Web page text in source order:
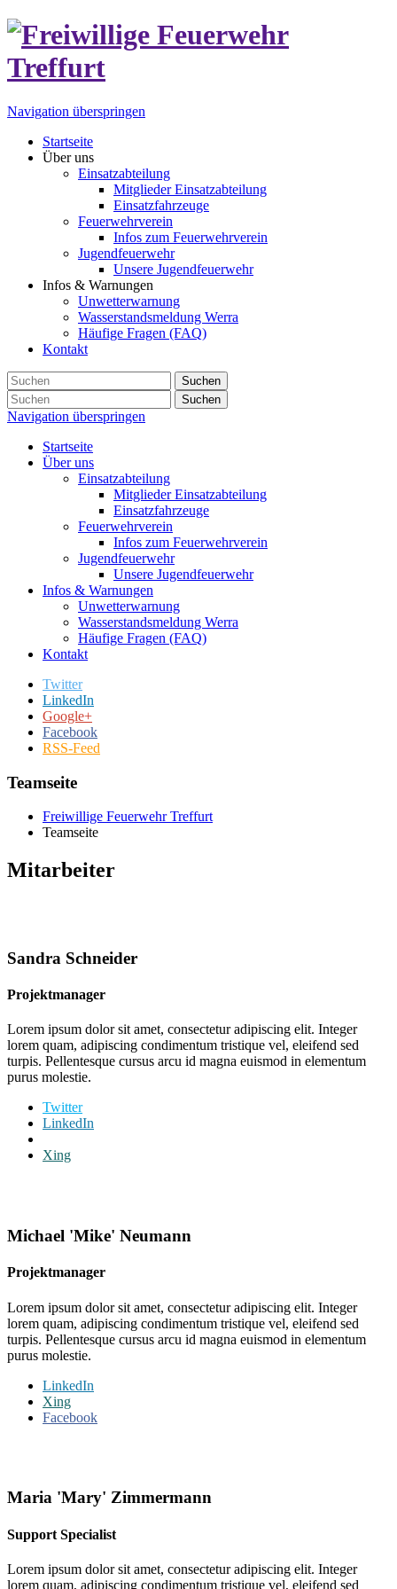
Navigation überspringen
Startseite
Über uns
Einsatzabteilung
Mitglieder Einsatzabteilung
Einsatzfahrzeuge
Feuerwehrverein
Infos zum Feuerwehrverein
Jugendfeuerwehr
Unsere Jugendfeuerwehr
Infos & Warnungen
Unwetterwarnung
Wasserstandsmeldung Werra
Häufige Fragen (FAQ)
Kontakt
Suchen
Suchen
Navigation überspringen
Startseite
Über uns
Einsatzabteilung
Mitglieder Einsatzabteilung
Einsatzfahrzeuge
Feuerwehrverein
Infos zum Feuerwehrverein
Jugendfeuerwehr
Unsere Jugendfeuerwehr
Infos & Warnungen
Unwetterwarnung
Wasserstandsmeldung Werra
Häufige Fragen (FAQ)
Kontakt
Twitter
LinkedIn
Google+
Facebook
RSS-Feed
Teamseite
Freiwillige Feuerwehr Treffurt
Teamseite
Mitarbeiter
Sandra Schneider
Projektmanager
Lorem ipsum dolor sit amet, consectetur adipiscing elit. Integer
lorem quam, adipiscing condimentum tristique vel, eleifend sed
turpis. Pellentesque cursus arcu id magna euismod in elementum
purus molestie.
Twitter
LinkedIn
Xing
Michael 'Mike' Neumann
Projektmanager
Lorem ipsum dolor sit amet, consectetur adipiscing elit. Integer
lorem quam, adipiscing condimentum tristique vel, eleifend sed
turpis. Pellentesque cursus arcu id magna euismod in elementum
purus molestie.
LinkedIn
Xing
Facebook
Maria 'Mary' Zimmermann
Support Specialist
Lorem ipsum dolor sit amet, consectetur adipiscing elit. Integer
lorem quam, adipiscing condimentum tristique vel, eleifend sed